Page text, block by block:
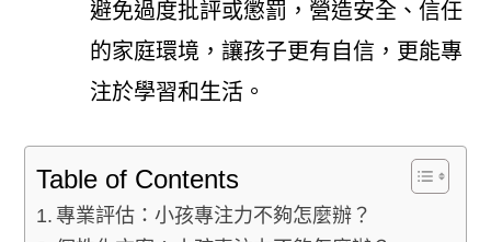
避免過度批評或懲罰，營造安全、信任
的家庭環境，讓孩子更有自信，更能專
注於學習和生活。
Table of Contents
專業評估：小孩專注力不夠怎麼辦？